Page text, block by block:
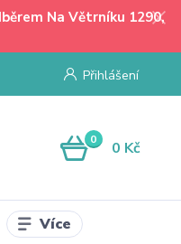
Na Větrníku 1290,
Přihlášení
0 0 Kč
Více